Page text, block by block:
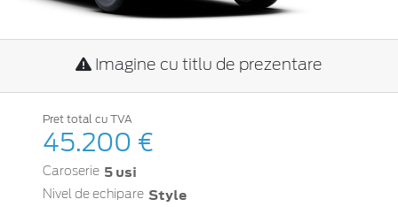
Imagine cu titlu de prezentare
Pret total cu TVA
45.200 €
Caroserie 5 usi
Nivel de echipare Style